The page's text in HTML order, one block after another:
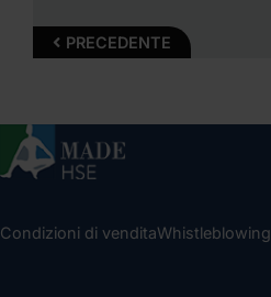
PRECEDENTE
Condizioni di venditaWhistleblowing